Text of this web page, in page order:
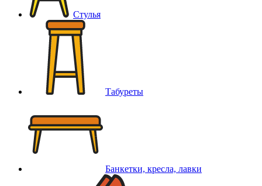
Стулья
Табуреты
Банкетки, кресла, лавки